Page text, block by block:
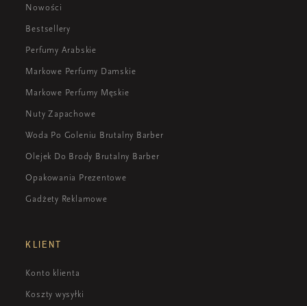
Nowości
Bestsellery
Perfumy Arabskie
Markowe Perfumy Damskie
Markowe Perfumy Męskie
Nuty Zapachowe
Woda Po Goleniu Brutalny Barber
Olejek Do Brody Brutalny Barber
Opakowania Prezentowe
Gadżety Reklamowe
KLIENT
Konto klienta
Koszty wysyłki